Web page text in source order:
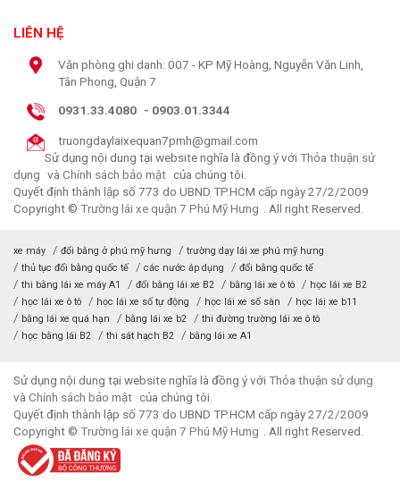
LIÊN HỆ
Văn phòng ghi danh: 007 - KP Mỹ Hoàng, Nguyễn Văn Linh,
Tân Phong, Quận 7
0931.33.4080 - 0903.01.3344
truongdaylaixequan7pmh@gmail.com
Sử dụng nội dung tại website nghĩa là đồng ý vớiThỏa thuận sử
dụng và Chính sách bảo mật của chúng tôi.
Quyết định thành lập số 773 do UBND TP.HCM cấp ngày 27/2/2009
Copyright © Trường lái xe quận 7 Phú Mỹ Hưng . All right Reserved.
xe máy đổi bằng ở phú mỹ hưng
trường dạy lái xe phú mỹ hưng
thủ tục đổi bằng quốc tế
các nước áp dụng
đổi bằng quốc tế
thi bằng lái xe máy A1
đổi bằng lái xe B2 bằng lái xe ô tô
học lái xe B2
học lái xe ô tô
học lái xe số tự động học lái xe số sàn
học lái xe b11
bằng lái xe quá hạn
bằng lái xe b2
thi đường trường lái xe ô tô
học bằng lái B2
thi sát hạch B2 bằng lái xe A1
Sử dụng nội dung tại website nghĩa là đồng ý vớiThỏa thuận sử dụng
và Chính sách bảo mật của chúng tôi.
Quyết định thành lập số 773 do UBND TP.HCM cấp ngày 27/2/2009
Copyright © Trường lái xe quận 7 Phú Mỹ Hưng . All right Reserved.